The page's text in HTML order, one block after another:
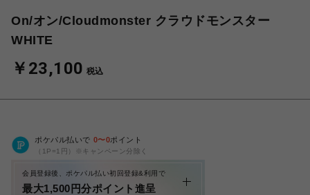
On/オン/Cloudmonster クラウドモンスター
WHITE
￥23,100 税込
ポケパル払いで 0〜0ポイント
（1P=1円）※キャンペーン分除く
会員登録後、ポケパル払い初回登録&利用で
最大1,500円分ポイント進呈